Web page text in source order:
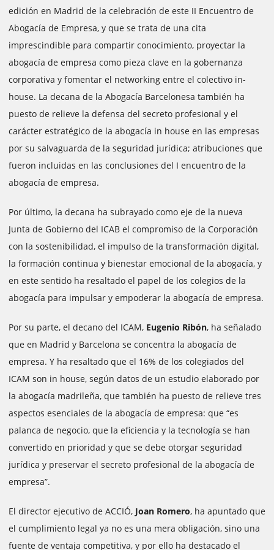
edición en Madrid de la celebración de este II Encuentro de
Abogacía de Empresa, y que se trata de una cita
imprescindible para compartir conocimiento, proyectar la
abogacía de empresa como pieza clave en la gobernanza
corporativa y fomentar el networking entre el colectivo in-
house. La decana de la Abogacía Barcelonesa también ha
puesto de relieve la defensa del secreto profesional y el
carácter estratégico de la abogacía in house en las empresas
por su salvaguarda de la seguridad jurídica; atribuciones que
fueron incluidas en las conclusiones del I encuentro de la
abogacía de empresa.
Por último, la decana ha subrayado como eje de la nueva
Junta de Gobierno del ICAB el compromiso de la Corporación
con la sostenibilidad, el impulso de la transformación digital,
la formación continua y bienestar emocional de la abogacía, y
en este sentido ha resaltado el papel de los colegios de la
abogacía para impulsar y empoderar la abogacía de empresa.
Por su parte, el decano del ICAM, Eugenio Ribón, ha señalado
que en Madrid y Barcelona se concentra la abogacía de
empresa. Y ha resaltado que el 16% de los colegiados del
ICAM son in house, según datos de un estudio elaborado por
la abogacía madrileña, que también ha puesto de relieve tres
aspectos esenciales de la abogacía de empresa: que “es
palanca de negocio, que la eficiencia y la tecnología se han
convertido en prioridad y que se debe otorgar seguridad
jurídica y preservar el secreto profesional de la abogacía de
empresa”.
El director ejecutivo de ACCIÓ, Joan Romero, ha apuntado que
el cumplimiento legal ya no es una mera obligación, sino una
fuente de ventaja competitiva, y por ello ha destacado el